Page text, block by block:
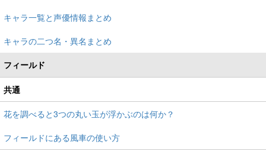
キャラ一覧と声優情報まとめ
キャラの二つ名・異名まとめ
フィールド
共通
花を調べると3つの丸い玉が浮かぶのは何か？
フィールドにある風車の使い方